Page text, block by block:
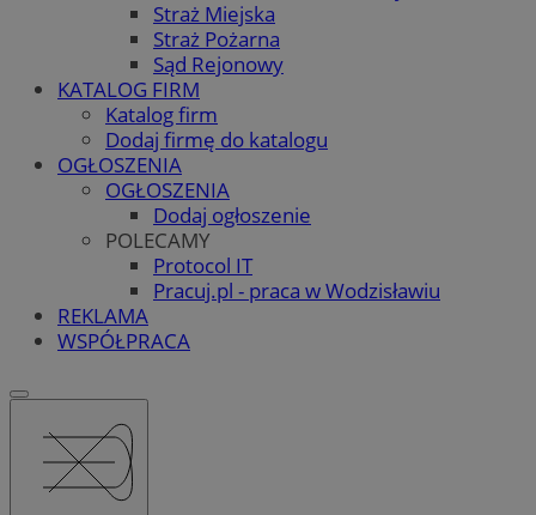
Straż Miejska
Straż Pożarna
Sąd Rejonowy
KATALOG FIRM
Katalog firm
Dodaj firmę do katalogu
OGŁOSZENIA
OGŁOSZENIA
Dodaj ogłoszenie
POLECAMY
Protocol IT
Pracuj.pl - praca w Wodzisławiu
REKLAMA
WSPÓŁPRACA